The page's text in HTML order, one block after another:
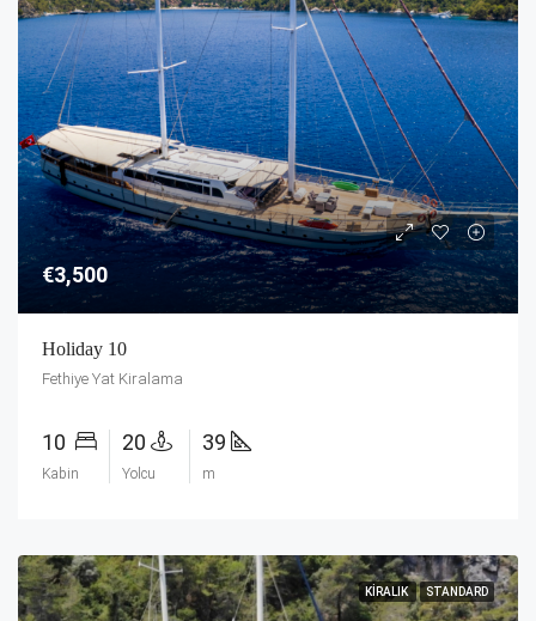
€3,500
Holiday 10
Fethiye Yat Kiralama
10
Kabin
20
Yolcu
39
m
KIRALIK STANDARD